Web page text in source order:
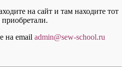
на сайт и там находите тот
на email admin@sew-school.ru